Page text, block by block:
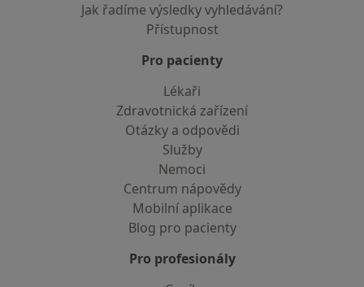
Jak řadíme výsledky vyhledávání?
Přístupnost
Pro pacienty
Lékaři
Zdravotnická zařízení
Otázky a odpovědi
Služby
Nemoci
Centrum nápovědy
Mobilní aplikace
Blog pro pacienty
Pro profesionály